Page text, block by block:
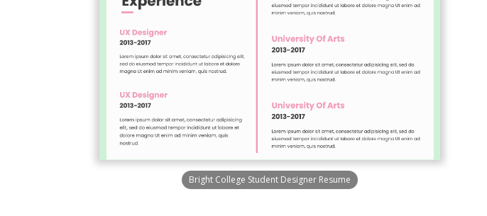
Bright College Student Designer Resume